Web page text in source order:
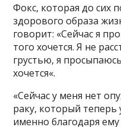
Фокс, которая до сих
здорового образа
говорит: «Сейчас я
того хочется. Я не
грустью, я
хочется«.
«Сейчас у меня нет
раку, который
именно благодаря